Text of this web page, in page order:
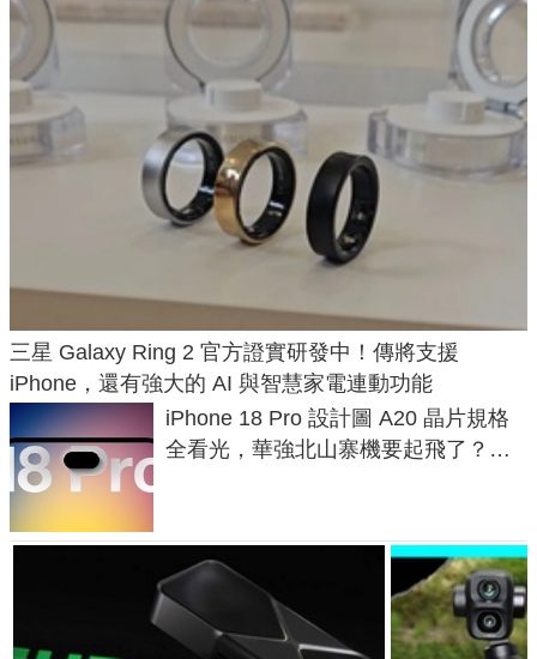
三星 Galaxy Ring 2 官方證實研發中！傳將支援
iPhone，還有強大的 AI 與智慧家電連動功能
iPhone 18 Pro 設計圖 A20 晶片規格
全看光，華強北山寨機要起飛了？專